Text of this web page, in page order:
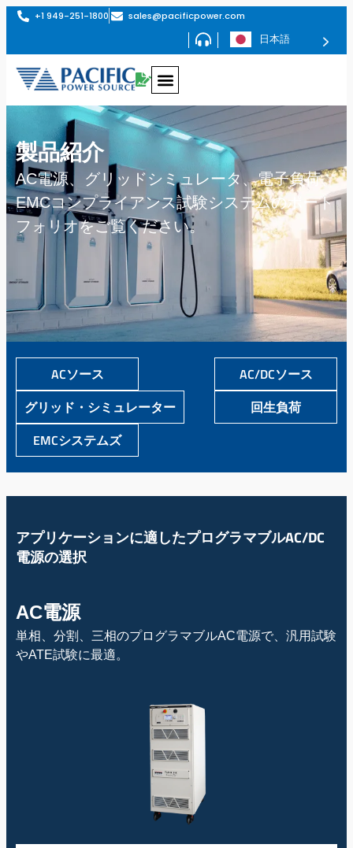
+1 949-251-1800 sales@pacificpower.com
日本語
製品紹介
AC電源、グリッドシミュレータ、電子負荷、
EMCコンプライアンス試験システムのポート
フォリオをご覧ください。
ACソース
AC/DCソース
グリッド・シミュレーター
回生負荷
EMCシステムズ
アプリケーションに適したプログラマブルAC/DC
電源の選択
AC電源
単相、分割、三相のプログラマブルAC電源で、汎用試験
やATE試験に最適。